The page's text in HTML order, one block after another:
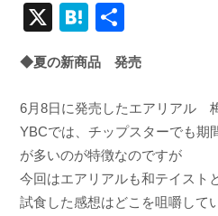
X
H
at
e
n
a
有
◆夏の新商品 発売
6月8日に発売したエアリアル
YBCでは、チップスターでも期
が多いのが特徴なのですが
今回はエアリアルも和テイスト
試食した感想はどこを咀嚼して